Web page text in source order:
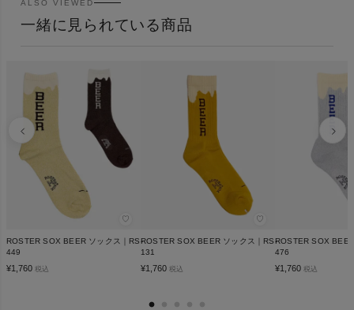
ALSO VIEWED
一緒に見られている商品
♡
ROSTER SOX BEER ソックス｜RS-
449
¥1,760 税込
♡
ROSTER SOX BEER ソックス｜RS-
131
¥1,760 税込
ROSTER SOX
476
¥1,760 税込